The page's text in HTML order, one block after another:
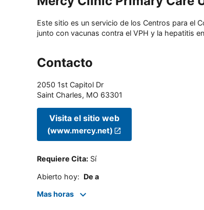
Este sitio es un servicio de los Centros para el
junto con vacunas contra el VPH y la hepatitis
Contacto
2050 1st Capitol Dr
Saint Charles, MO 63301
Visita el sitio web
(www.mercy.net)
Requiere Cita: Sí
Abierto hoy: De a
Mas horas